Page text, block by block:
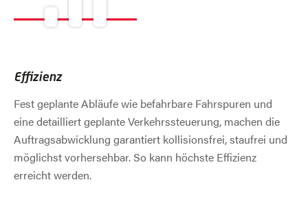
Effizienz
Fest geplante Abläufe wie befahrbare Fahrspuren und
eine detailliert geplante Verkehrssteuerung, machen die
Auftragsabwicklung garantiert kollisionsfrei, staufrei und
möglichst vorhersehbar. So kann höchste Effizienz
erreicht werden.